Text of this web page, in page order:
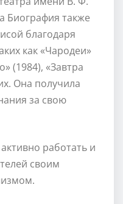
Биография также
благодаря
как «Чародеи»
(1984), «Завтра
Она получила
за свою
работать и
своим